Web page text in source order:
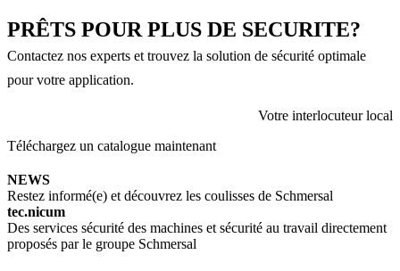
PRÊTS POUR PLUS DE SECURITE?
Contactez nos experts et trouvez la solution de sécurité optimale
pour votre application.
Votre interlocuteur local
Téléchargez un catalogue maintenant
NEWS
Restez informé(e) et découvrez les coulisses de Schmersal
tec.nicum
Des services sécurité des machines et sécurité au travail directement
proposés par le groupe Schmersal